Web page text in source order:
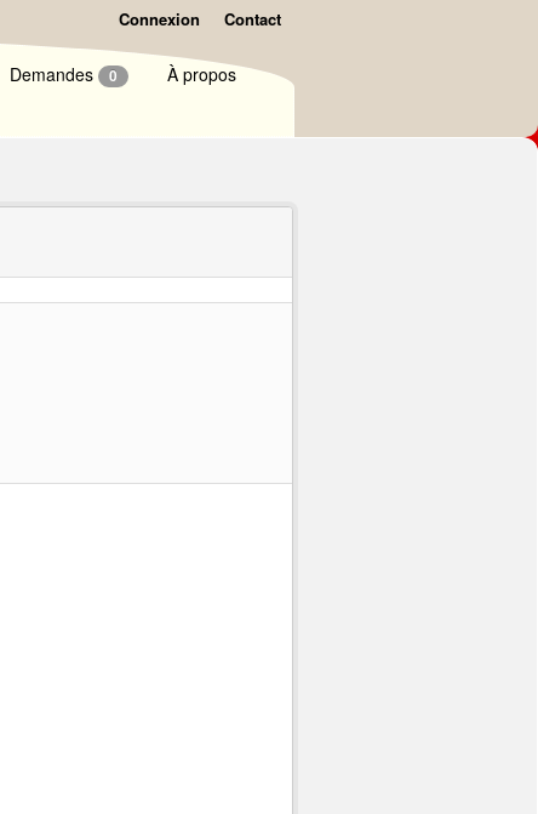
Connexion Contact
Demandes 0 À propos